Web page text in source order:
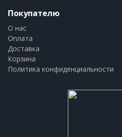
Покупателю
О нас
Оплата
Доставка
Корзина
Политика конфиденциальности